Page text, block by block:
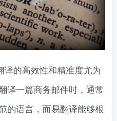
译的高效性和精准度尤为
译一篇商务邮件时，通常
的语言，而易翻译能够根